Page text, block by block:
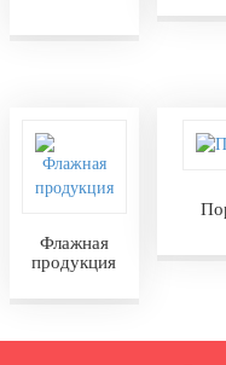
Флажная
продукция